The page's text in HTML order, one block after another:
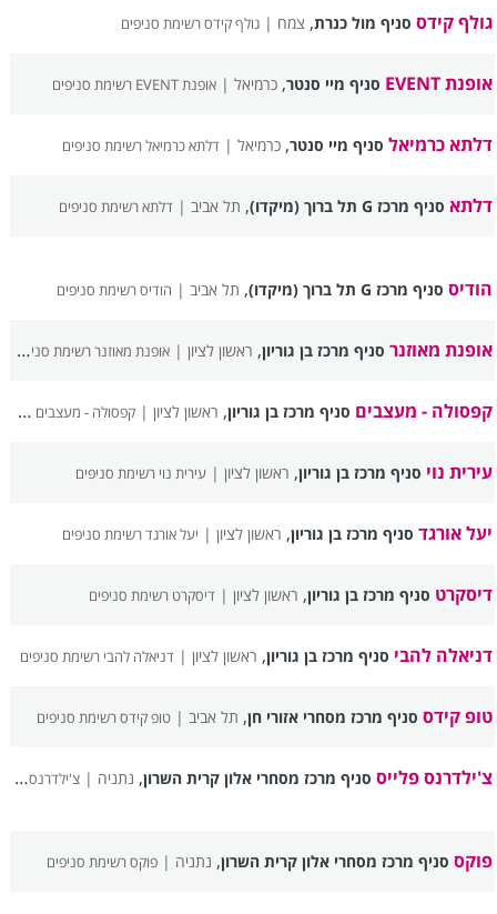
גולף קידס סניף מול כנרת, צמח |גולף קידס רשימת סניפים
אופנת EVENT סניף מיי סנטר,כרמיאל |אופנת EVENT רשימת סניפים
דלתא כרמיאל סניף מיי סנטר,כרמיאל | דלתא כרמיאל רשימת סניפים
דלתא סניף מרכז G תל ברוך (מיקדו) , תל אביב | דלתא רשימת סניפים
הודיס סניף מרכז G תל ברוך (מיקדו) , תל אביב | הודיס רשימת סניפים
אופנת מאוזנר סניף מרכז בן גוריון, ראשון לציון |אופנת מאוזנר רשימת סניפים
קפסולה - מעצבים סניף מרכז בן גוריון, ראשון לציון |קפסולה - מעצבים רשימת סניפים
עירית נוי סניף מרכז בן גוריון, ראשון לציון |עירית נוי רשימת סניפים
יעל אורגד סניף מרכז בן גוריון, ראשון לציון | יעל אורגד רשימת סניפים
דיסקרט סניף מרכז בן גוריון, ראשון לציון | דיסקרט רשימת סניפים
דניאלה להבי סניף מרכז בן גוריון, ראשון לציון | דניאלה להבי רשימת סניפים
טופ קידס סניף מרכז מסחרי אזורי חן, תל אביב |טופ קידס רשימת סניפים
צ'ילדרנס פלייס סניף מרכז מסחרי אלון קרית השרון, נתניה |צ'ילדרנס פלייס רשימת סניפים
פוקס סניף מרכז מסחרי אלון קרית השרון, נתניה |פוקס רשימת סניפים